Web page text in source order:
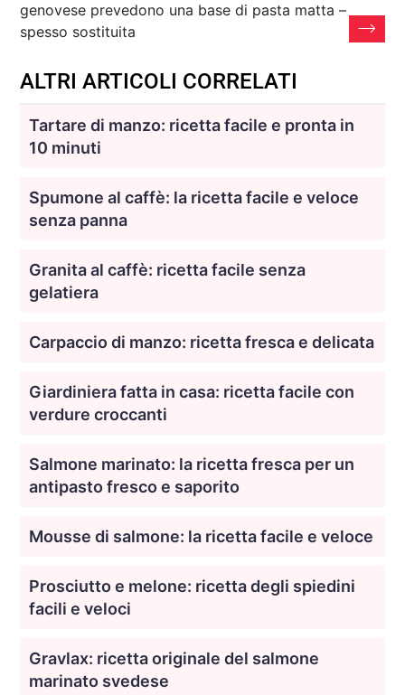
genovese prevedono una base di pasta matta –
spesso sostituita
ALTRI ARTICOLI CORRELATI
Tartare di manzo: ricetta facile e pronta in
10 minuti
Spumone al caffè: la ricetta facile e veloce
senza panna
Granita al caffè: ricetta facile senza
gelatiera
Carpaccio di manzo: ricetta fresca e delicata
Giardiniera fatta in casa: ricetta facile con
verdure croccanti
Salmone marinato: la ricetta fresca per un
antipasto fresco e saporito
Mousse di salmone: la ricetta facile e veloce
Prosciutto e melone: ricetta degli spiedini
facili e veloci
Gravlax: ricetta originale del salmone
marinato svedese